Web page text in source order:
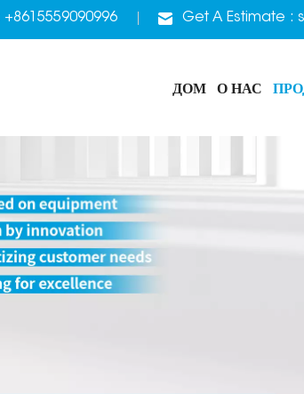
+8615559090996 Get A Estimate :
ДОМ О НАС